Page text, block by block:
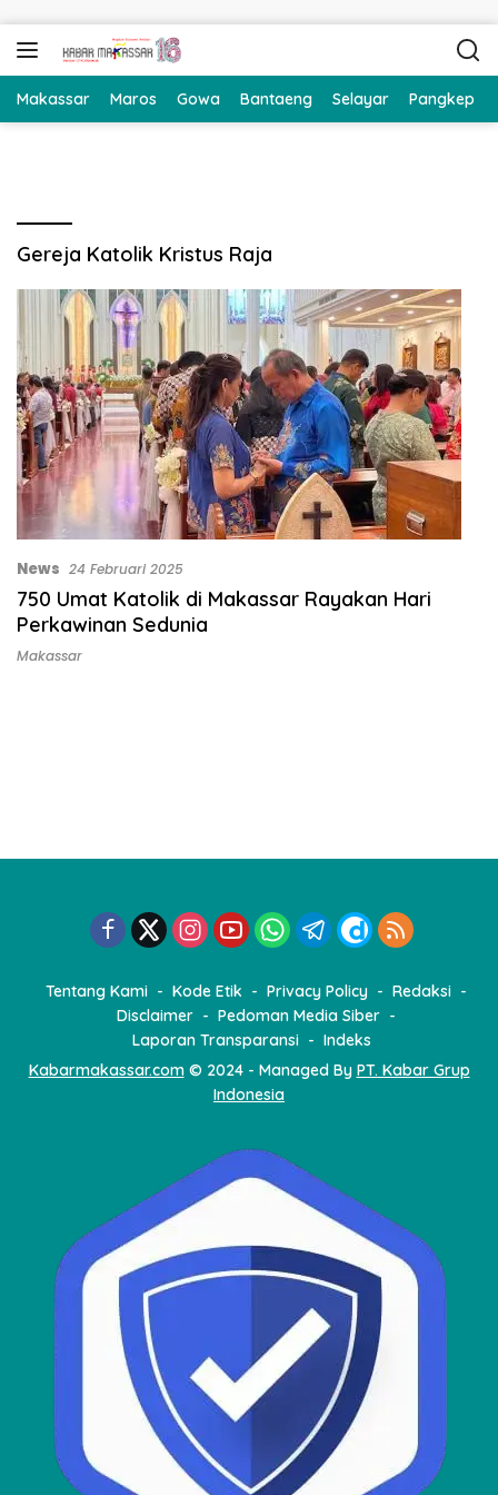
Makassar Maros Gowa Bantaeng Selayar Pangkep
Gereja Katolik Kristus Raja
News 24 Februari 2025
750 Umat Katolik di Makassar Rayakan Hari
Perkawinan Sedunia
Makassar
Tentang Kami Kode Etik Privacy Policy
Redaksi
Disclaimer
Pedoman Media Siber
Laporan Transparansi
Indeks
Kabarmakassar.com© 2024 - Managed By PT. Kabar Grup
Indonesia